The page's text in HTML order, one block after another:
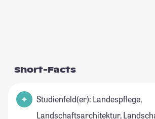
Short-Facts
Studienfeld(er): Landespflege,
Landschaftsarchitektur,